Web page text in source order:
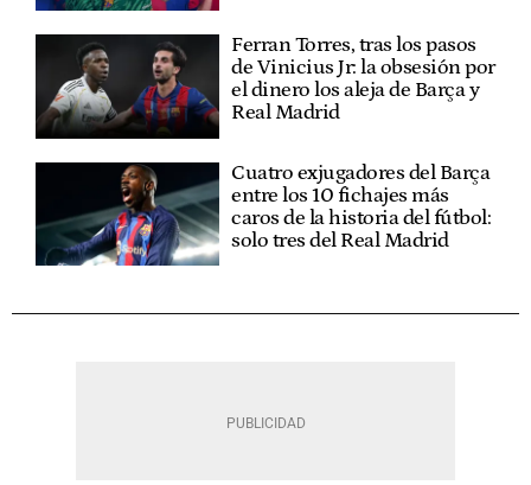
Ferran Torres, tras los pasos
de Vinicius Jr: la obsesión por
el dinero los aleja de Barça y
Real Madrid
Cuatro exjugadores del Barça
entre los 10 fichajes más
caros de la historia del fútbol:
solo tres del Real Madrid